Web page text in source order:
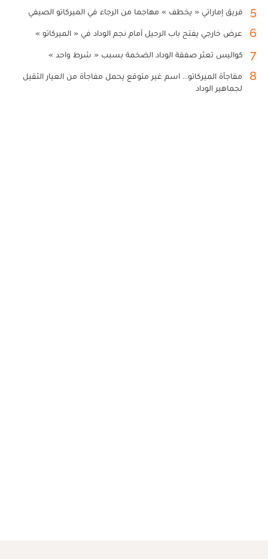
5 فريق إماراتي « يخطف » مهاجما من الرجاء في الميركاتو الصيفي
6 عرض خارجي يفتح باب الرحيل أمام نجم الوداد في « الميركاتو »
7 كواليس تعثر صفقة الوداد الضخمة بسبب « شرط واحد »
8
مفاجأة الميركاتو... اسم غير متوقع يحمل مفاجأة من العيار الثقيل
لجماهير الوداد